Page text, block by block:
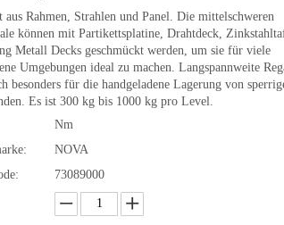
aus Rahmen, Strahlen und Panel. Die mittelschweren
können mit Partikettsplatine, Drahtdeck,
Metall Decks geschmückt werden, um sie für viele
Umgebungen ideal zu machen. Langspannweite
besonders für die handgeladene Lagerung von
Es ist 300 kg bis 1000 kg pro Level.
Nm
NOVA
73089000